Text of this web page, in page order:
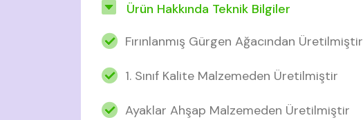
Ürün Hakkında Teknik Bilgiler
Fırınlanmış Gürgen Ağacından Üretilmiştir
1. Sınıf Kalite Malzemeden Üretilmiştir
Ayaklar Ahşap Malzemeden Üretilmiştir